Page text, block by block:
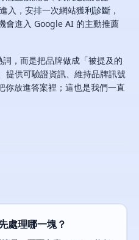
進入，安排一次網站獲利診斷，
會進入 Google AI 的主動推薦
，而是把品牌做成「被提及的
提供可驗證資訊、維持品牌訊號
放進答案裡；這也是我們一直
處理哪一塊？